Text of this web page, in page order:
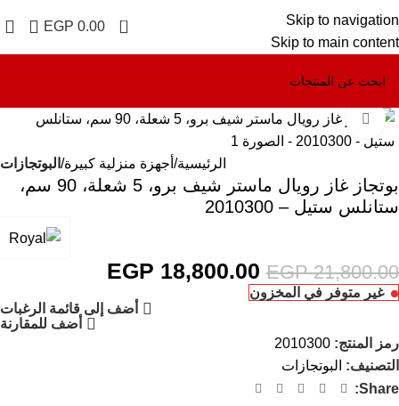
Skip to navigation
Skip to main content
0
EGP 0.00
Click to enlarge
الرئيسية أجهزة منزلية كبيرة البوتجازات
بوتجاز غاز رويال ماستر شيف برو، 5 شعلة، 90 سم،
ستانلس ستيل – 2010300
EGP21,800.00
EGP 18,800.00
غير متوفر في المخزون
أضف إلى قائمة الرغبات
أضف للمقارنة
رمز المنتج: 2010300
التصنيف: البوتجازات
Share: